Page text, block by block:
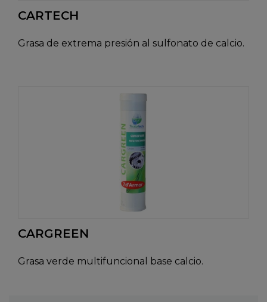
CARTECH
Grasa de extrema presión al sulfonato de calcio.
CARGREEN
Grasa verde multifuncional base calcio.